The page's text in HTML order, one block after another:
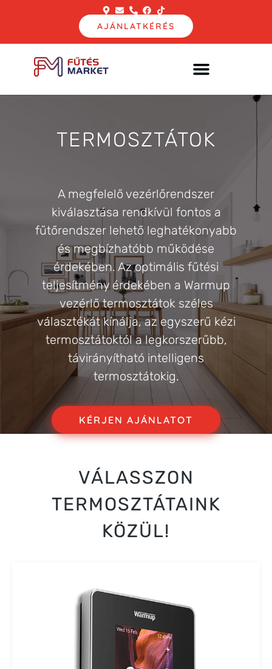
AJÁNLATKÉRÉS
TERMOSZTÁTOK
A megfelelő vezérlőrendszer
kiválasztása rendkívül fontos a
fűtőrendszer lehető leghatékonyabb
és megbízhatóbb működése
érdekében. Az optimális fűtési
teljesítmény érdekében a Warmup
vezérlő termosztátok széles
választékát kínálja, az egyszerű kézi
termosztátoktól a legkorszerűbb,
távirányítható intelligens
termosztátokig.
KÉRJEN AJÁNLATOT
VÁLASSZON
TERMOSZTÁTAINK
KÖZÜL!